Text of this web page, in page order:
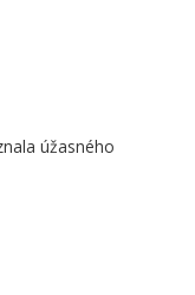
úžasného